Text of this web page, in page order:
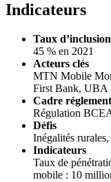
Indicateurs
Taux
45 % en 2021
Acteurs clés
MTN Mobile
First Bank, UBA
Cadre
Régulation
Défis
Inégalités
Indicateurs
Taux de
mobile : 10